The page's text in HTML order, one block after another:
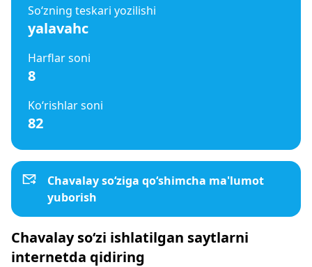
So‘zning teskari yozilishi
yalavahc
Harflar soni
8
Ko‘rishlar soni
82
Chavalay so‘ziga qo‘shimcha ma'lumot
yuborish
Chavalay so‘zi ishlatilgan saytlarni
internetda qidiring